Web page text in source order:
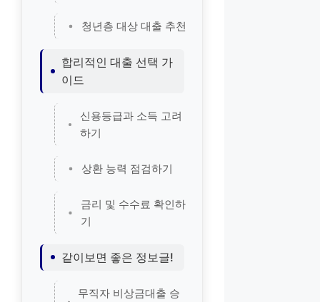
청년층 대상 대출 추천
합리적인 대출 선택 가
이드
신용등급과 소득 고려
하기
상환 능력 점검하기
금리 및 수수료 확인하
기
같이보면 좋은 정보글!
무직자 비상금대출 승